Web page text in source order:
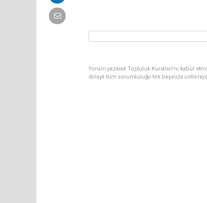
Yorum yazarak Topluluk Kuralları’nı kabul
dolaylı tüm sorumluluğu tek başınıza